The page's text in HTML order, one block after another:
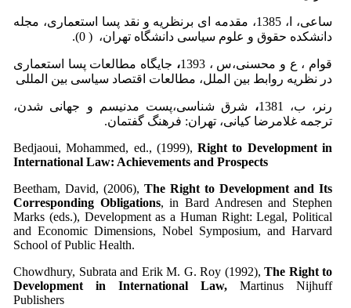
ساعی، ا، 1385، مقدمه ای برنظریه و نقد پسا استعماری، مجله
دانشکده حقوق و علوم سیاسی دانشگاه تهران، ( 0).
قوام ، ع و محسنی،س ، 1393 ، جایگاه مطالعات پسا استعماری
در نظریه روابط بین الملل، مطالعات اقتصاد سیاسی بین المللی
رنر، ب، 1381 ، شرق شناسی،پست مدنیسم و جهانی شدن،
ترجمه غلامرضا کیانی، تهران: فرهنگ گفتمان.
Bedjaoui, Mohammed, ed., (1999), Right to Development in
International Law: Achievements and Prospects
Beetham, David, (2006), The Right to Development and Its
Corresponding Obligations, in Bard Andresen and Stephen
Marks (eds.), Development as a Human Right: Legal, Political
and Economic Dimensions, Nobel Symposium, and Harvard
School of Public Health.
Chowdhury, Subrata and Erik M. G. Roy (1992), The Right to
Development in International Law, Martinus Nijhuff
Publishers